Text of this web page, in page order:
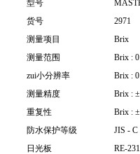
型号
货号
2971
测量项目
Brix
测量范围
Brix :
zui小分辨率
Brix :
测量精度
Brix :
重复性
Brix :
防水保护等级
JIS -
日光板
RE-